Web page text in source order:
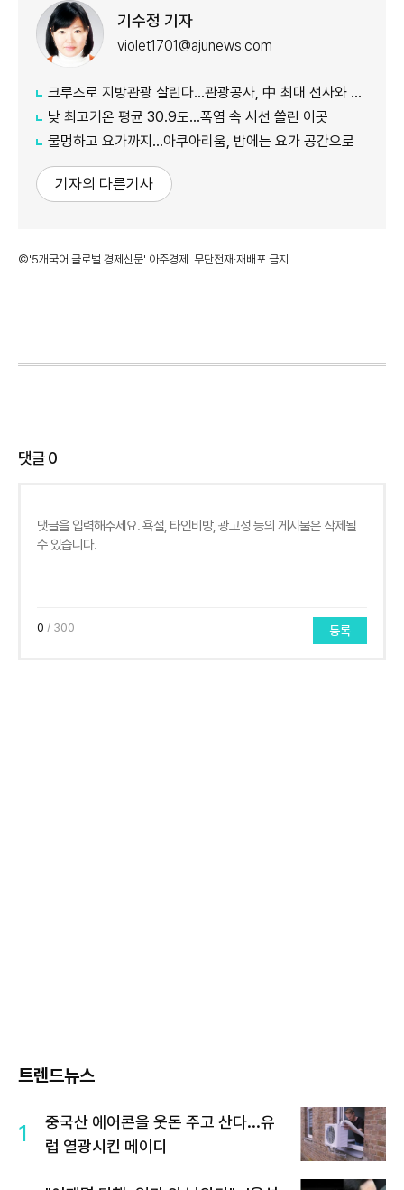
기수정 기자
violet1701@ajunews.com
크루즈로 지방관광 살린다…관광공사, 中 최대 선사와 맞손
낮 최고기온 평균 30.9도…폭염 속 시선 쏠린 이곳
물멍하고 요가까지…아쿠아리움, 밤에는 요가 공간으로
기자의 다른기사
©'5개국어 글로벌 경제신문' 아주경제. 무단전재·재배포 금지
댓글0
0 / 300 등록
트렌드뉴스
1
중국산 에어콘을 웃돈 주고 산다...유
럽 열광시킨 메이디